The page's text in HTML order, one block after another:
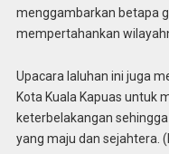
menggambarkan betapa
mempertahankan
Upacara laluhan ini juga
Kota Kuala Kapuas untuk
keterbelakangan
yang maju dan sejahtera.